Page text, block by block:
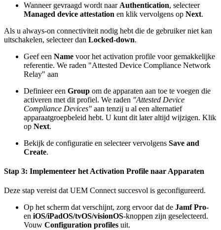
Wanneer gevraagd wordt naar Authentication, selecteer
Managed device attestation en klik vervolgens op Next.
Als u always-on connectiviteit nodig hebt die de gebruiker niet kan
uitschakelen, selecteer dan Locked-down.
Geef een Name voor het activation profile voor gemakkelijke
referentie. We raden "Attested Device Compliance Network
Relay" aan
Definieer een Group om de apparaten aan toe te voegen die
activeren met dit profiel. We raden "Attested Device
Compliance Devices" aan tenzij u al een alternatief
apparaatgroepbeleid hebt. U kunt dit later altijd wijzigen. Klik
op Next.
Bekijk de configuratie en selecteer vervolgens Save and
Create.
Stap 3: Implementeer het Activation Profile naar Apparaten
Deze stap vereist dat UEM Connect succesvol is geconfigureerd.
Op het scherm dat verschijnt, zorg ervoor dat de Jamf Pro-
en iOS/iPadOS/tvOS/visionOS-knoppen zijn geselecteerd.
Vouw Configuration profiles uit.